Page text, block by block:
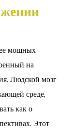
мощных
на
Людской мозг
среде,
как о
Этот